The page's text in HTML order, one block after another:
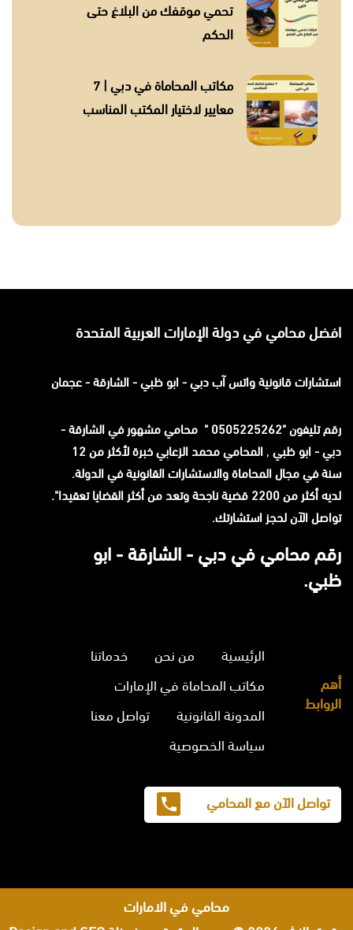
تحمي موقفك من البلاغ حتى
الحكم
مكاتب المحاماة في دبي | 7
معايير لاختيار المكتب المناسب
افضل محامي في دولة الإمارات العربية المتحدة
استشارات قانونيةواتس آبدبي - ابو ظبي - الشارقة - عجمان
رقم تليفون "0505225262 " محامي مشهور في الشارقة -
دبي - ابو ظبي ,
المحامي محمد الزعابي خبرة لأكثر من 12
سنة في مجال المحاماة والاستشارات القانونية في الدولة.
لديه أكثر من 2200 قضية ناجحة وتعد من أكثر القضايا تعقيدا".
تواصل الآن لحجز استشارتك.
رقم محامي في دبي - الشارقة - ابو
ظبي.
أهم
الروابط
الرئيسية من نحن
خدماتنا
مكاتب المحاماة في الإمارات
المدونة القانونية
تواصل معنا
سياسة الخصوصية
تواصل الآن مع المحامي
محامي في الامارات